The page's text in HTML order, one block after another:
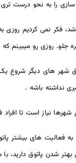
را به نحو درست
شد، فکر نمی کردیم
جلو. روزی رو میبینم
و پاتوق شهر های دیگر
نداشته باشه .
شهرها نیاز است تا
به فعالیت های بیشتر
بهتر شدن پاتوق دارید،